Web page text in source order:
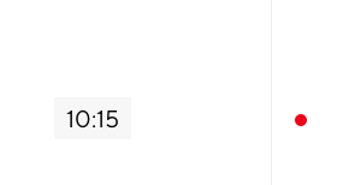
10:15